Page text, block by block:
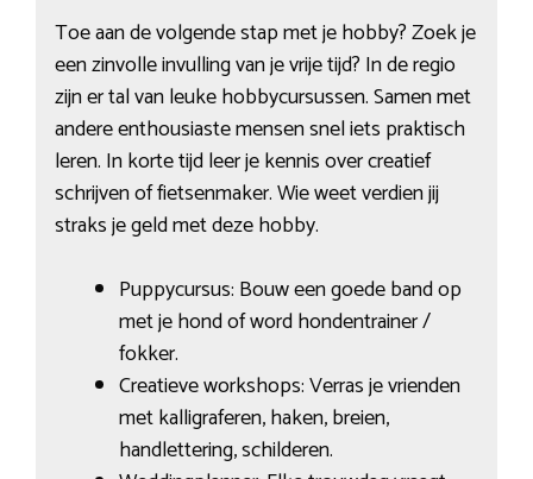
Toe aan de volgende stap met je hobby? Zoek je
een zinvolle invulling van je vrije tijd? In de regio
zijn er tal van leuke hobbycursussen. Samen met
andere enthousiaste mensen snel iets praktisch
leren. In korte tijd leer je kennis over creatief
schrijven of fietsenmaker. Wie weet verdien jij
straks je geld met deze hobby.
Puppycursus: Bouw een goede band op
met je hond of word hondentrainer /
fokker.
Creatieve workshops: Verras je vrienden
met kalligraferen, haken, breien,
handlettering, schilderen.